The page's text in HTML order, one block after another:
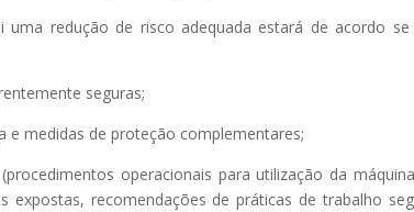
uma redução de risco adequada estará de acordo
seguras;
e medidas de proteção complementares;
operacionais para utilização da
expostas, recomendações de práticas de trabalho